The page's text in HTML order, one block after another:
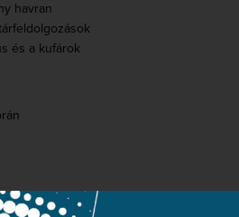
havran
és a kufárok